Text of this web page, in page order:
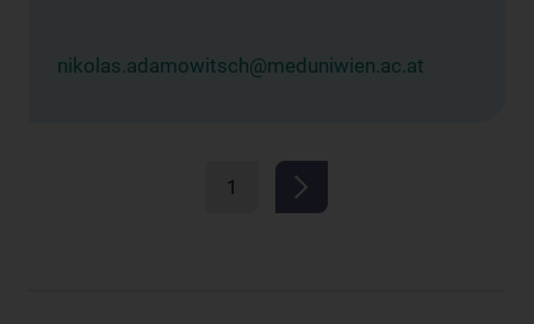
nikolas.adamowitsch@meduniwien.ac.at
1